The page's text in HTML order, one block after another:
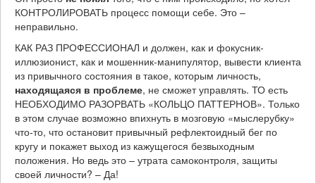
КОНТРОЛИРОВАТЬ процесс помощи себе. Это –
неправильно.
КАК РАЗ ПРОФЕССИОНАЛ и должен, как и фокусник-
иллюзионист, как и мошенник-манипулятор, вывести клиента
из привычного состояния в такое, которым личность,
находящаяся в проблеме, не сможет управлять. ТО есть
НЕОБХОДИМО РАЗОРВАТЬ «КОЛЬЦО ПАТТЕРНОВ». Только
в этом случае возможно впихнуть в мозговую «мыслерубку»
что-то, что остановит привычный рефлектоидный бег по
кругу и покажет выход из кажущегося безвыходным
положения. Но ведь это – утрата самоконтроля, защиты
своей личности? – Да!